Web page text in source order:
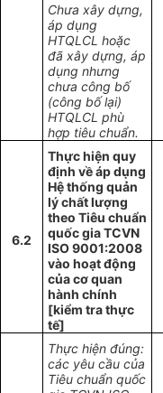
Chưa xây dựng,
áp dụng
HTQLCL hoặc
đã xây dựng, áp
dụng nhưng
chưa công bố
(công bố lại)
HTQLCL phù
hợp tiêu chuẩn.
6.2
Thực hiện quy
định về áp dụng
Hệ thống quản
lý chất lượng
theo Tiêu chuẩn
quốc gia TCVN
ISO 9001:2008
vào hoạt động
của cơ quan
hành chính
[kiểm tra thực
tế]
Thực hiện đúng:
các yêu cầu của
Tiêu chuẩn quốc